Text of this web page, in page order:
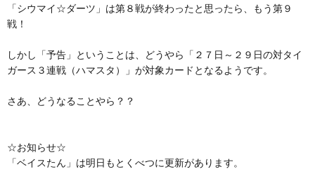
「シウマイ☆ダーツ」は第８戦が終わったと思ったら、もう第９
戦！
しかし「予告」ということは、どうやら「２７日～２９日の対タイ
ガース３連戦（ハマスタ）」が対象カードとなるようです。
さあ、どうなることやら？？
☆お知らせ☆
「ベイスたん」は明日もとくべつに更新があります。